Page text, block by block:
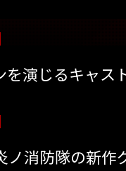
を演じるキャス
ノ消防隊の新作